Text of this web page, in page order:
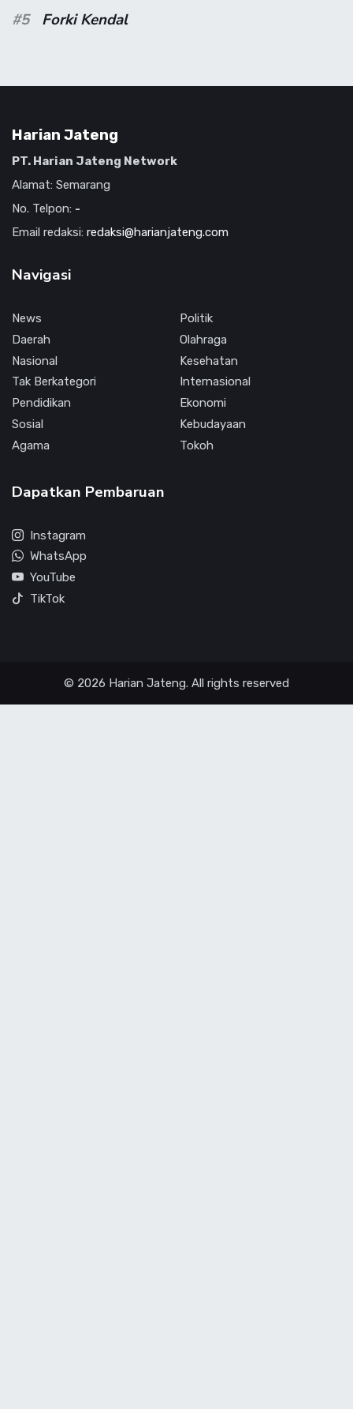
#5 Forki Kendal
Harian Jateng
PT. Harian Jateng Network
Alamat: Semarang
No. Telpon: -
Email redaksi: redaksi@harianjateng.com
Navigasi
News
Daerah
Nasional
Tak Berkategori
Pendidikan
Sosial
Agama
Politik
Olahraga
Kesehatan
Internasional
Ekonomi
Kebudayaan
Tokoh
Dapatkan Pembaruan
Instagram
WhatsApp
YouTube
TikTok
© 2026 Harian Jateng. All rights reserved